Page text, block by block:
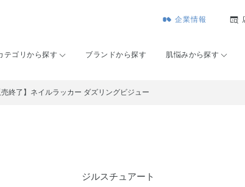
企業情報
テゴリから探す ブランドから探す 肌悩みから探す
終了】ネイルラッカー ダズリングビジュー
ジルスチュアート